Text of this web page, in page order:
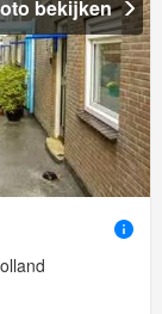
bekijken